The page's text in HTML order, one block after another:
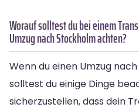
Worauf solltest du bei einem
Umzug nach Stockholm achten?
Wenn du einen Umzug
solltest du einige Dinge
sicherzustellen, dass dein